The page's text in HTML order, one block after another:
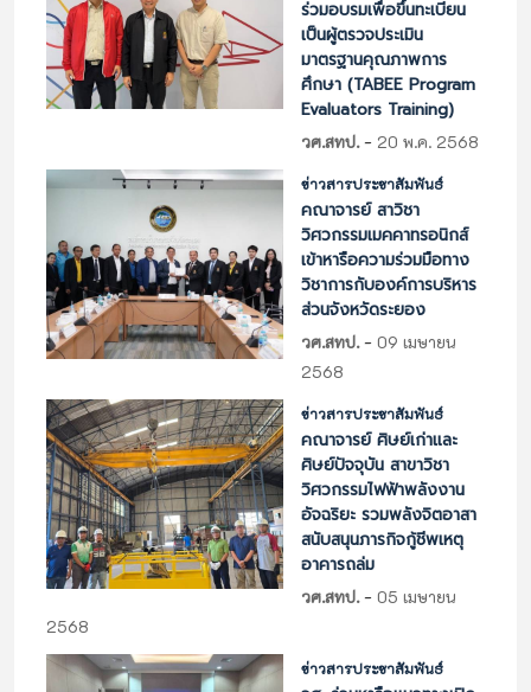
ร่วมอบรมเพื่อขึ้นทะเบียน
เป็นผู้ตรวจประเมิน
มาตรฐานคุณภาพการ
ศึกษา (TABEE Program
Evaluators Training)
วศ.สทป.- 20 พ.ค. 2568
ข่าวสารประชาสัมพันธ์
คณาจารย์ สาวิชา
วิศวกรรมเมคคาทรอนิกส์
เข้าหารือความร่วมมือทาง
วิชาการกับองค์การบริหาร
ส่วนจังหวัดระยอง
วศ.สทป.-09 เมษายน
2568
ข่าวสารประชาสัมพันธ์
คณาจารย์ ศิษย์เก่าและ
ศิษย์ปัจจุบัน สาขาวิชา
วิศวกรรมไฟฟ้าพลังงาน
อัจฉริยะ รวมพลังจิตอาสา
สนับสนุนภารกิจกู้ชีพเหตุ
อาคารถล่ม
วศ.สทป.-05 เมษายน
2568
ข่าวสารประชาสัมพันธ์